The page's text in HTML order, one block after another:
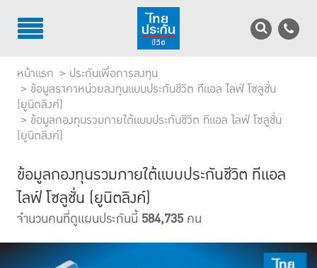
บริการลูกค้า
บริการตัวแทน
นักลงทุนสัมพันธ์
เพื่อสังคมไทย
ติดต่อไทยประกันชีวิต
หน้าแรก
ประกันเพื่อการลงทุน
ข้อมูลราคาหน่วยลงทุนแบบประกันชีวิต ทีแอล ไลฟ์ โซลูชั่น
(ยูนิตลิงค์)
ข้อมูลกองทุนรวมภายใต้แบบประกันชีวิต ทีแอล ไลฟ์ โซลูชั่น
(ยูนิตลิงค์)
ข้อมูลกองทุนรวมภายใต้แบบประกันชีวิต ทีแอล
ไลฟ์ โซลูชั่น (ยูนิตลิงค์)
จำนวนคนที่ดูแผนประกันนี้584,735 คน